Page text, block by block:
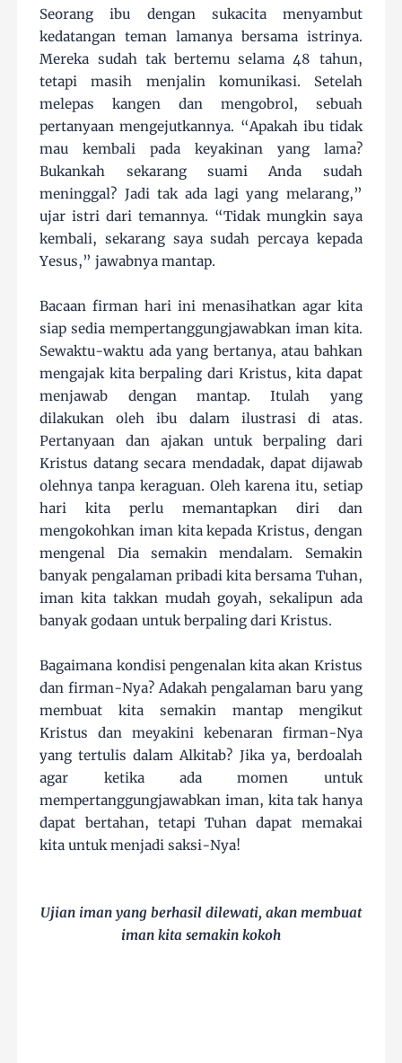
Seorang ibu dengan sukacita menyambut
kedatangan teman lamanya bersama istrinya.
Mereka sudah tak bertemu selama 48 tahun,
tetapi masih menjalin komunikasi. Setelah
melepas kangen dan mengobrol, sebuah
pertanyaan mengejutkannya. “Apakah ibu tidak
mau kembali pada keyakinan yang lama?
Bukankah sekarang suami Anda sudah
meninggal? Jadi tak ada lagi yang melarang,”
ujar istri dari temannya. “Tidak mungkin saya
kembali, sekarang saya sudah percaya kepada
Yesus,” jawabnya mantap.
Bacaan firman hari ini menasihatkan agar kita
siap sedia mempertanggungjawabkan iman kita.
Sewaktu-waktu ada yang bertanya, atau bahkan
mengajak kita berpaling dari Kristus, kita dapat
menjawab dengan mantap. Itulah yang
dilakukan oleh ibu dalam ilustrasi di atas.
Pertanyaan dan ajakan untuk berpaling dari
Kristus datang secara mendadak, dapat dijawab
olehnya tanpa keraguan. Oleh karena itu, setiap
hari kita perlu memantapkan diri dan
mengokohkan iman kita kepada Kristus, dengan
mengenal Dia semakin mendalam. Semakin
banyak pengalaman pribadi kita bersama Tuhan,
iman kita takkan mudah goyah, sekalipun ada
banyak godaan untuk berpaling dari Kristus.
Bagaimana kondisi pengenalan kita akan Kristus
dan firman-Nya? Adakah pengalaman baru yang
membuat kita semakin mantap mengikut
Kristus dan meyakini kebenaran firman-Nya
yang tertulis dalam Alkitab? Jika ya, berdoalah
agar ketika ada momen untuk
mempertanggungjawabkan iman, kita tak hanya
dapat bertahan, tetapi Tuhan dapat memakai
kita untuk menjadi saksi-Nya!
Ujian iman yang berhasil dilewati, akan membuat
iman kita semakin kokoh